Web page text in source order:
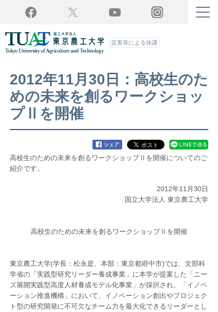
Facebook YouTube Instagram
災害等による休講
2012年11月30日：高校生のた
めの未来を創るワークショッ
プⅡを開催
高校生のための未来を創るワークショップⅡを開催についてのご
紹介です。
2012年11月30日
国立大学法人 東京農工大学
高校生のための未来を創るワークショップⅡを開催
東京農工大学(学長：松永是、本部：東京都府中市)では、文部科
学省の「実践型研究リーダー養成事業」に本学が提案した「ニー
ズ展開実践型高度人材養成モデル化事業」が採択され、「イノベ
ーション推進機構」において、イノベーション創出やプロジェク
ト型の研究開発に不可欠なチーム力を最大化できるリーダーとし